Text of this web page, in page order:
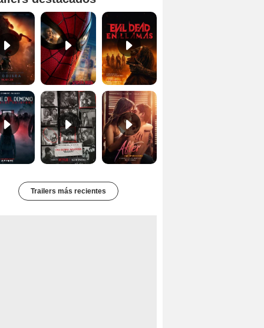
Primer tráiler oficial de 'La Odisea' 'Spider-Man Un Nuevo Día' - Tráiler oficial subtitulado
Primer Tráiler Oficial Subtitulado de 'Una última aventura: Detrás de cámaras de Stranger Things 5' Tráiler de 'After: Aquí empieza todo'
Trailers más recientes